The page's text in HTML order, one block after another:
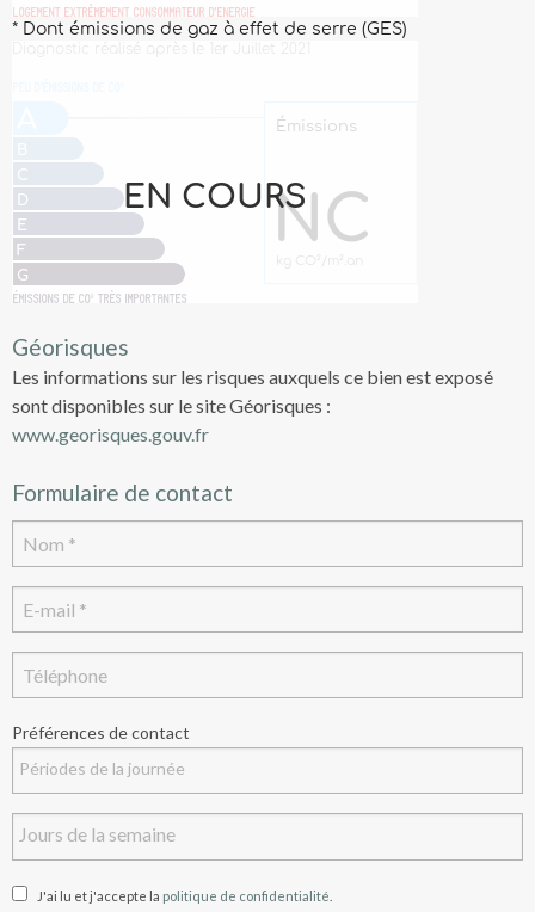
Géorisques
Les informations sur les risques auxquels ce bien est exposé
sont disponibles sur le site Géorisques :
www.georisques.gouv.fr
Formulaire de contact
Préférences de contact
J'ai lu et j'accepte la politique de confidentialité